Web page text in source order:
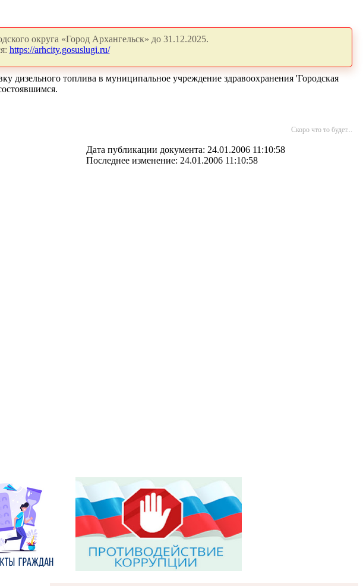
округа «Город Архангельск» до 31.12.2025.
https://arhcity.gosuslugi.ru/
дизельного топлива в муниципальное учреждение здравоохранения 'Городская
Скоро что то будет...
Дата публикации документа: 24.01.2006 11:10:58
Последнее изменение: 24.01.2006 11:10:58